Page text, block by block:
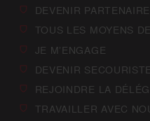
DEVENIR PARTENAIRE
TOUS LES MOYENS
JE M’ENGAGE
DEVENIR
REJOINDRE LA
TRAVAILLER AVEC